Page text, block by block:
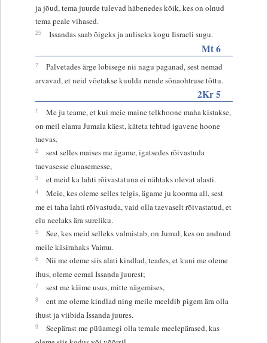
ja jõud, tema juurde tulevad häbenedes kõik, kes on olnud
tema peale vihased.
25 Issandas saab õigeks ja auliseks kogu Iisraeli sugu.
Mt 6
7
Palvetades ärge lobisege nii nagu paganad, sest nemad
arvavad, et neid võetakse kuulda nende sõnaohtruse tõttu.
2Kr 5
1
Me ju teame, et kui meie maine telkhoone maha kistakse,
on meil elamu Jumala käest, käteta tehtud igavene hoone
taevas,
2
sest selles maises me ägame, igatsedes rõivastuda
taevasesse eluasemesse,
3 et meid ka lahti rõivastatuna ei nähtaks olevat alasti.
4
Meie, kes oleme selles telgis, ägame ju koorma all, sest
me ei taha lahti rõivastuda, vaid olla taevaselt rõivastatud, et
elu neelaks ära sureliku.
5
See, kes meid selleks valmistab, on Jumal, kes on andnud
meile käsirahaks Vaimu.
6
Nii me oleme siis alati kindlad, teades, et kuni me oleme
ihus, oleme eemal Issanda juurest;
7 sest me käime usus, mitte nägemises,
8
ent me oleme kindlad ning meile meeldib pigem ära olla
ihust ja viibida Issanda juures.
9
Seepärast me püüamegi olla temale meelepärased, kas